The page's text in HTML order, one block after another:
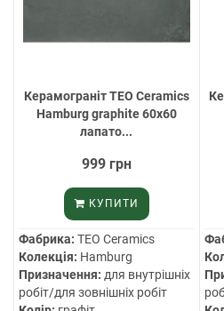
Керамограніт TEO Ceramics
Hamburg graphite 60х60
лапато...
999 грн
КУПИТИ
Фабрика: TEO Ceramics
Колекція: Hamburg
Призначення: для внутрішніх
робіт/для зовнішніх робіт